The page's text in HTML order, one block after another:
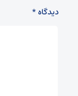
دیدگاه*